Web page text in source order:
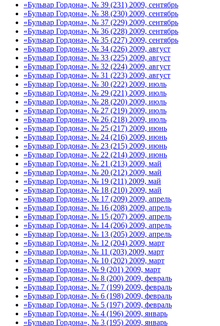
«Бульвар Гордона», № 39 (231) 2009, сентябрь
«Бульвар Гордона», № 38 (230) 2009, сентябрь
«Бульвар Гордона», № 37 (229) 2009, сентябрь
«Бульвар Гордона», № 36 (228) 2009, сентябрь
«Бульвар Гордона», № 35 (227) 2009, сентябрь
«Бульвар Гордона», № 34 (226) 2009, август
«Бульвар Гордона», № 33 (225) 2009, август
«Бульвар Гордона», № 32 (224) 2009, август
«Бульвар Гордона», № 31 (223) 2009, август
«Бульвар Гордона», № 30 (222) 2009, июль
«Бульвар Гордона», № 29 (221) 2009, июль
«Бульвар Гордона», № 28 (220) 2009, июль
«Бульвар Гордона», № 27 (219) 2009, июль
«Бульвар Гордона», № 26 (218) 2009, июль
«Бульвар Гордона», № 25 (217) 2009, июнь
«Бульвар Гордона», № 24 (216) 2009, июнь
«Бульвар Гордона», № 23 (215) 2009, июнь
«Бульвар Гордона», № 22 (214) 2009, июнь
«Бульвар Гордона», № 21 (213) 2009, май
«Бульвар Гордона», № 20 (212) 2009, май
«Бульвар Гордона», № 19 (211) 2009, май
«Бульвар Гордона», № 18 (210) 2009, май
«Бульвар Гордона», № 17 (209) 2009, апрель
«Бульвар Гордона», № 16 (208) 2009, апрель
«Бульвар Гордона», № 15 (207) 2009, апрель
«Бульвар Гордона», № 14 (206) 2009, апрель
«Бульвар Гордона», № 13 (205) 2009, апрель
«Бульвар Гордона», № 12 (204) 2009, март
«Бульвар Гордона», № 11 (203) 2009, март
«Бульвар Гордона», № 10 (202) 2009, март
«Бульвар Гордона», № 9 (201) 2009, март
«Бульвар Гордона», № 8 (200) 2009, февраль
«Бульвар Гордона», № 7 (199) 2009, февраль
«Бульвар Гордона», № 6 (198) 2009, февраль
«Бульвар Гордона», № 5 (197) 2009, февраль
«Бульвар Гордона», № 4 (196) 2009, январь
«Бульвар Гордона», № 3 (195) 2009, январь